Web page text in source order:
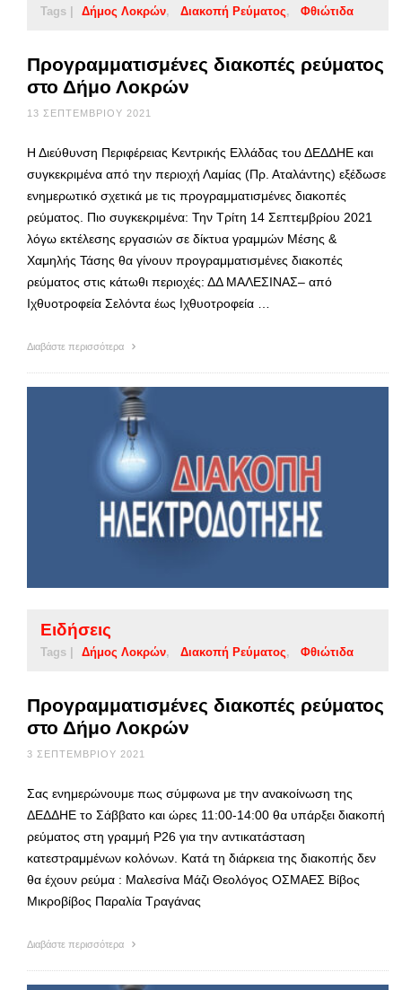
Tags | Δήμος Λοκρών Διακοπή Ρεύματος Φθιώτιδα
Προγραμματισμένες διακοπές ρεύματος
στο Δήμο Λοκρών
13 ΣΕΠΤΕΜΒΡΊΟΥ 2021
Η Διεύθυνση Περιφέρειας Κεντρικής Ελλάδας του ΔΕΔΔΗΕ και
συγκεκριμένα από την περιοχή Λαμίας (Πρ. Αταλάντης) εξέδωσε
ενημερωτικό σχετικά με τις προγραμματισμένες διακοπές
ρεύματος. Πιο συγκεκριμένα: Την Τρίτη 14 Σεπτεμβρίου 2021
λόγω εκτέλεσης εργασιών σε δίκτυα γραμμών Μέσης &
Χαμηλής Τάσης θα γίνουν προγραμματισμένες διακοπές
ρεύματος στις κάτωθι περιοχές: ΔΔ ΜΑΛΕΣΙΝΑΣ– από
Ιχθυοτροφεία Σελόντα έως Ιχθυοτροφεία …
Διαβάστε περισσότερα
Ειδήσεις
Tags | Δήμος Λοκρών Διακοπή Ρεύματος Φθιώτιδα
Προγραμματισμένες διακοπές ρεύματος
στο Δήμο Λοκρών
3 ΣΕΠΤΕΜΒΡΊΟΥ 2021
Σας ενημερώνουμε πως σύμφωνα με την ανακοίνωση της
ΔΕΔΔΗΕ το Σάββατο και ώρες 11:00-14:00 θα υπάρξει διακοπή
ρεύματος στη γραμμή Ρ26 για την αντικατάσταση
κατεστραμμένων κολόνων. Κατά τη διάρκεια της διακοπής δεν
θα έχουν ρεύμα : Μαλεσίνα Μάζι Θεολόγος ΟΣΜΑΕΣ Βίβος
Μικροβίβος Παραλία Τραγάνας
Διαβάστε περισσότερα